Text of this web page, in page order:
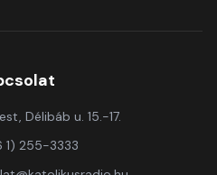
Délibáb u. 15.-17.
1) 255-3333